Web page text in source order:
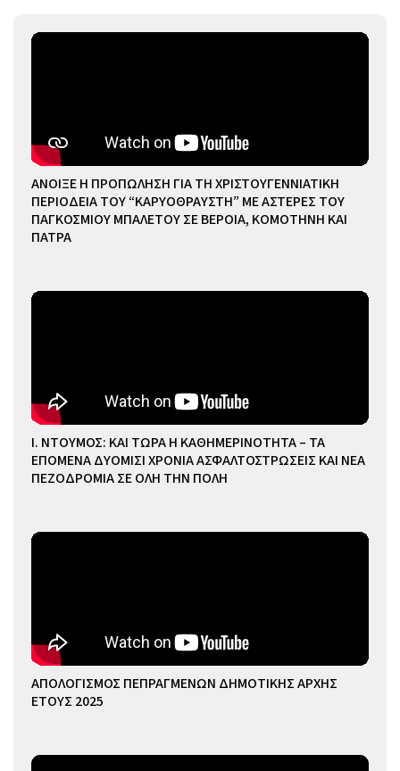
ΑΝΟΙΞΕ Η ΠΡΟΠΩΛΗΣΗ ΓΙΑ ΤΗ ΧΡΙΣΤΟΥΓΕΝΝΙΑΤΙΚΗ
ΠΕΡΙΟΔΕΙΑ ΤΟΥ “ΚΑΡΥΟΘΡΑΥΣΤΗ” ΜΕ ΑΣΤΕΡΕΣ ΤΟΥ
ΠΑΓΚΟΣΜΙΟΥ ΜΠΑΛΕΤΟΥ ΣΕ ΒΕΡΟΙΑ, ΚΟΜΟΤΗΝΗ ΚΑΙ
ΠΑΤΡΑ
Ι. ΝΤΟΥΜΟΣ: ΚΑΙ ΤΩΡΑ Η ΚΑΘΗΜΕΡΙΝΟΤΗΤΑ – ΤΑ
ΕΠΟΜΕΝΑ ΔΥΟΜΙΣΙ ΧΡΟΝΙΑ ΑΣΦΑΛΤΟΣΤΡΩΣΕΙΣ ΚΑΙ ΝΕΑ
ΠΕΖΟΔΡΟΜΙΑ ΣΕ ΟΛΗ ΤΗΝ ΠΟΛΗ
ΑΠΟΛΟΓΙΣΜΟΣ ΠΕΠΡΑΓΜΕΝΩΝ ΔΗΜΟΤΙΚΗΣ ΑΡΧΗΣ
ΕΤΟΥΣ 2025